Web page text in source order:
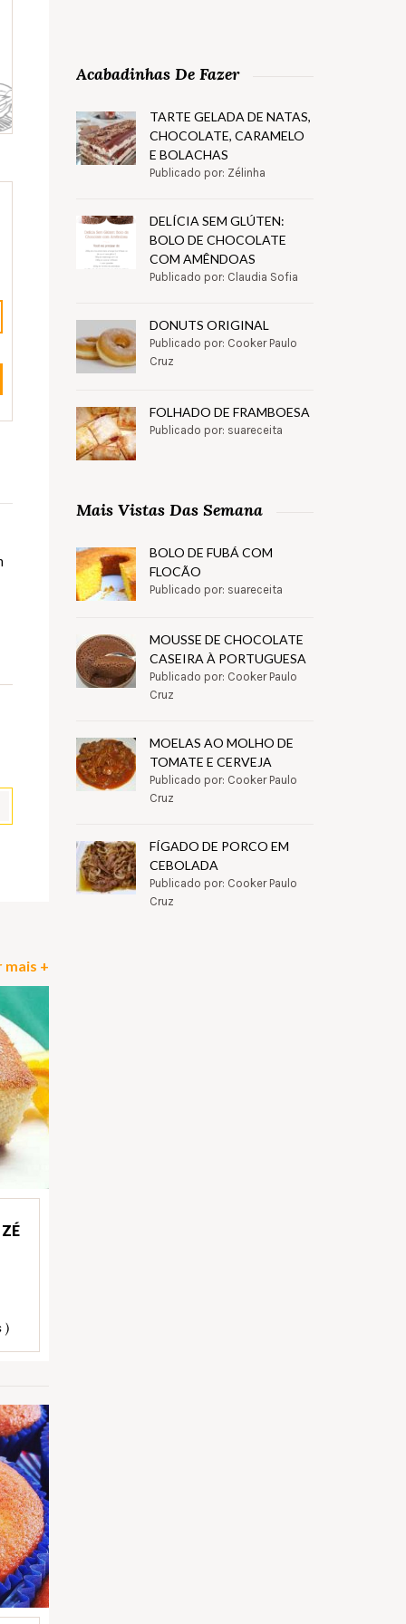
mais +
)
Acabadinhas De Fazer
TARTE GELADA DE NATAS,
CHOCOLATE, CARAMELO
E BOLACHAS
Publicado por: Zélinha
DELÍCIA SEM GLÚTEN:
BOLO DE CHOCOLATE
COM AMÊNDOAS
Publicado por: Claudia Sofia
DONUTS ORIGINAL
Publicado por: Cooker Paulo
Cruz
FOLHADO DE FRAMBOESA
Publicado por: suareceita
Mais Vistas Das Semana
BOLO DE FUBÁ COM
FLOCÃO
Publicado por: suareceita
MOUSSE DE CHOCOLATE
CASEIRA À PORTUGUESA
Publicado por: Cooker Paulo
Cruz
MOELAS AO MOLHO DE
TOMATE E CERVEJA
Publicado por: Cooker Paulo
Cruz
FÍGADO DE PORCO EM
CEBOLADA
Publicado por: Cooker Paulo
Cruz